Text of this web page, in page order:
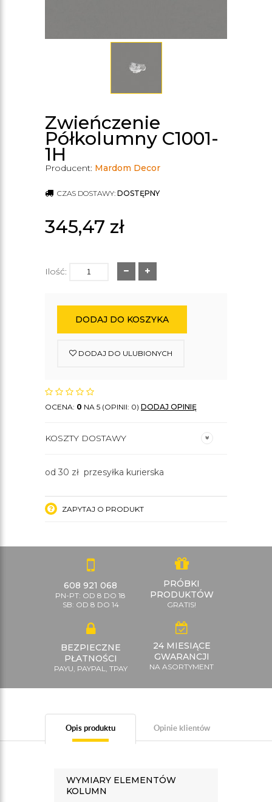
Zwieńczenie
Półkolumny C1001-
1H
Producent: Mardom Decor
CZAS DOSTAWY: DOSTĘPNY
345,47 zł
Ilość:
DODAJ DO KOSZYKA
DODAJ DO ULUBIONYCH
OCENA: 0 NA 5 (OPINII: 0) DODAJ OPINIĘ
KOSZTY DOSTAWY
od 30 zł przesyłka kurierska
ZAPYTAJ O PRODUKT
608 921 068
PN-PT: OD 8 DO 18
SB: OD 8 DO 14
PRÓBKI
PRODUKTÓW
GRATIS!
BEZPIECZNE
PŁATNOŚCI
PAYU, PAYPAL, TPAY
24 MIESIĄCE
GWARANCJI
NA ASORTYMENT
Opis produktu Opinie klientów
WYMIARY ELEMENTÓW
KOLUMN